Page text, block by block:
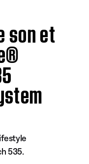
son et
535.